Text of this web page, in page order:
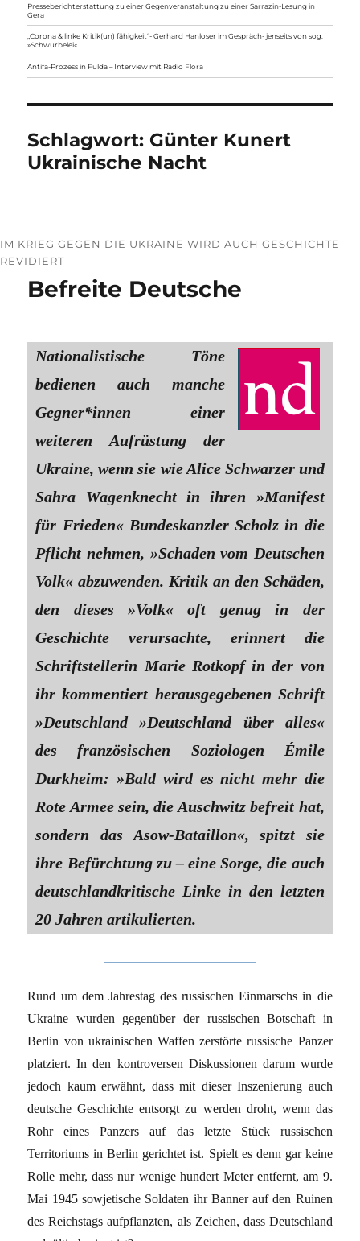
Presseberichterstattung zu einer Gegenveranstaltung zu einer Sarrazin-Lesung in
Gera
„Corona & linke Kritik(un) fähigkeit“- Gerhard Hanloser im Gespräch- jenseits von sog.
»Schwurbelei«
Antifa-Prozess in Fulda – Interview mit Radio Flora
Schlagwort: Günter Kunert
Ukrainische Nacht
IM KRIEG GEGEN DIE UKRAINE WIRD AUCH GESCHICHTE
REVIDIERT
Befreite Deutsche
Nationalistische Töne
bedienen auch manche
Gegner*innen einer
weiteren Aufrüstung der
Ukraine, wenn sie wie Alice Schwarzer und
Sahra Wagenknecht in ihren »Manifest
für Frieden« Bundeskanzler Scholz in die
Pflicht nehmen, »Schaden vom Deutschen
Volk« abzuwenden. Kritik an den Schäden,
den dieses »Volk« oft genug in der
Geschichte verursachte, erinnert die
Schriftstellerin Marie Rotkopf in der von
ihr kommentiert herausgegebenen Schrift
»Deutschland »Deutschland über alles«
des französischen Soziologen Émile
Durkheim: »Bald wird es nicht mehr die
Rote Armee sein, die Auschwitz befreit hat,
sondern das Asow-Bataillon«, spitzt sie
ihre Befürchtung zu – eine Sorge, die auch
deutschlandkritische Linke in den letzten
20 Jahren artikulierten.
Rund um dem Jahrestag des russischen Einmarschs in die
Ukraine wurden gegenüber der russischen Botschaft in
Berlin von ukrainischen Waffen zerstörte russische Panzer
platziert. In den kontroversen Diskussionen darum wurde
jedoch kaum erwähnt, dass mit dieser Inszenierung auch
deutsche Geschichte entsorgt zu werden droht, wenn das
Rohr eines Panzers auf das letzte Stück russischen
Territoriums in Berlin gerichtet ist. Spielt es denn gar keine
Rolle mehr, dass nur wenige hundert Meter entfernt, am 9.
Mai 1945 sowjetische Soldaten ihr Banner auf den Ruinen
des Reichstags aufpflanzten, als Zeichen, dass Deutschland